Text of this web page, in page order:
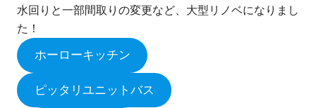
水回りと一部間取りの変更など、大型リノベになりまし
た！
ホーローキッチン
ピッタリユニットバス